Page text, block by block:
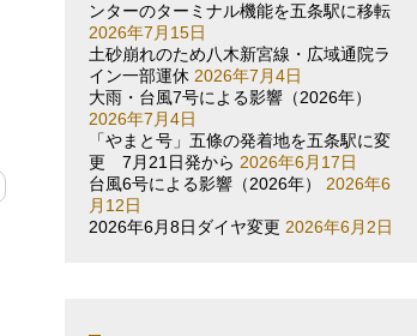
ンターのターミナル機能を五条駅に移転
2026年7月15日
土砂崩れのため八木新宮線・広域通院ラ
イン一部運休 2026年7月4日
大雨・台風7号による影響（2026年）
2026年7月4日
「やまと号」五條の発着地を五条駅に変
更 7月21日発から 2026年6月17日
台風6号による影響（2026年）
2026年6
月12日
2026年6月8日ダイヤ変更 2026年6月2日